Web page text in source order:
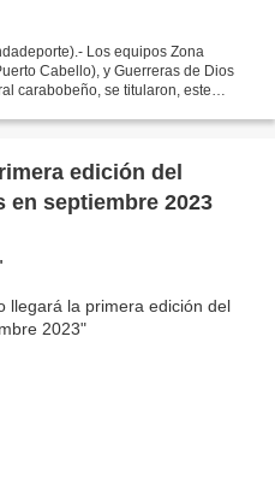
Los equipos Zona
Cabello), y Guerreras de Dios
carabobeño, se titularon, este
edición del
en septiembre 2023